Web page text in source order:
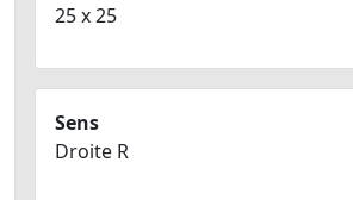
25 x 25
Sens
Droite R